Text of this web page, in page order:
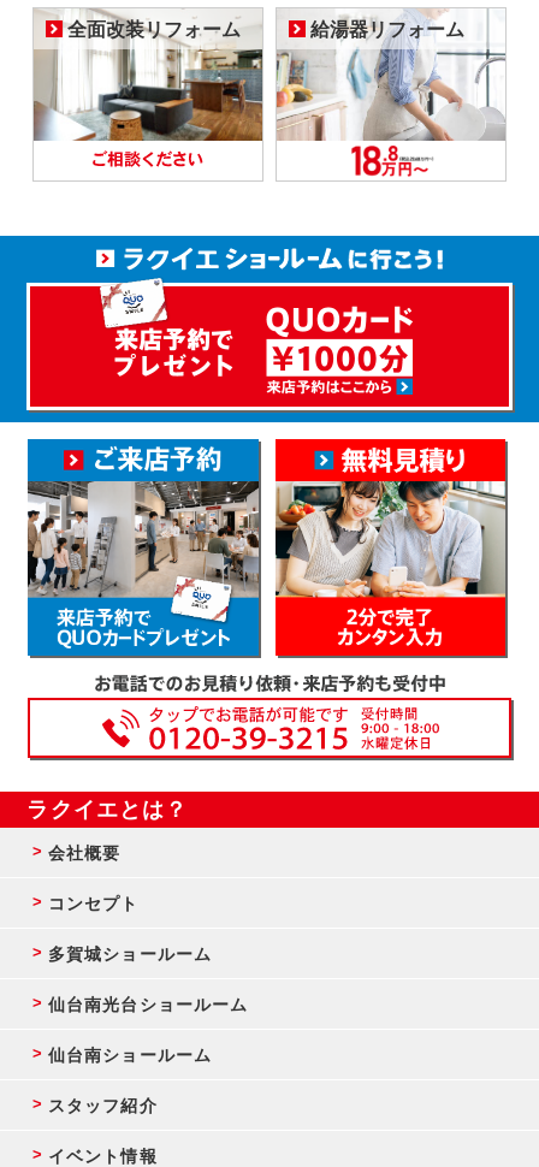
全面改装リフォーム 給湯器リフォーム
ラクイエとは？
会社概要
コンセプト
多賀城ショールーム
仙台南光台ショールーム
仙台南ショールーム
スタッフ紹介
イベント情報